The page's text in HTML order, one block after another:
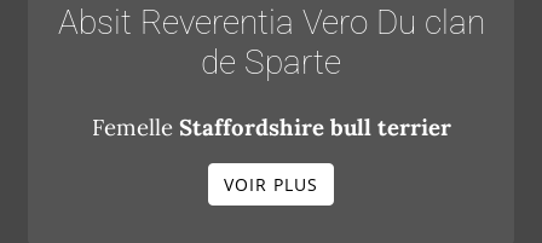
Absit Reverentia Vero Du clan
de Sparte
Femelle Staffordshire bull terrier
VOIR PLUS